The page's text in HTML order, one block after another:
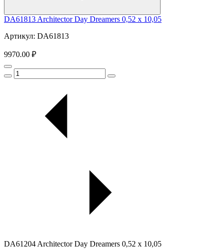
DA61813 Architector Day Dreamers 0,52 x 10,05
Артикул: DA61813
9970.00 ₽
DA61204 Architector Day Dreamers 0,52 x 10,05